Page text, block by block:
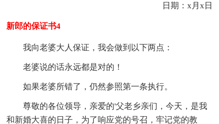
日期：x月x日
新郎的保证书4
我向老婆大人保证，我会做到以下两点：
老婆说的话永远都是对的！
如果老婆所错了，仍然参照第一条执行。
尊敬的各位领导，亲爱的'父老乡亲们，今天，是我
和新婚大喜的日子，为了响应党的号召，牢记党的教